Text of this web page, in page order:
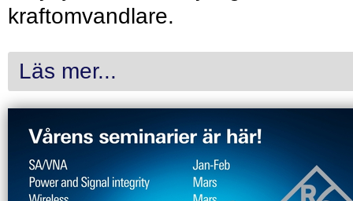
kraftomvandlare.
Läs mer...